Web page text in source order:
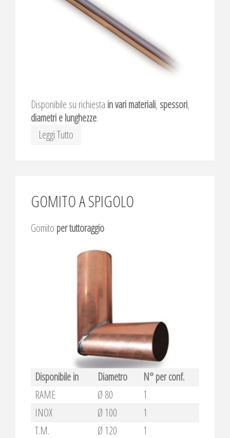
Disponibile su richiesta in vari materiali, spessori,
diametri e lunghezze.
Leggi Tutto
GOMITO A SPIGOLO
Gomito per tuttoraggio
Disponibile in Diametro
N° per conf.
RAME
Ø 80
1
INOX
Ø 100
1
T.M.
Ø 120
1